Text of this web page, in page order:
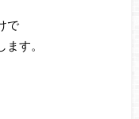
で
す。